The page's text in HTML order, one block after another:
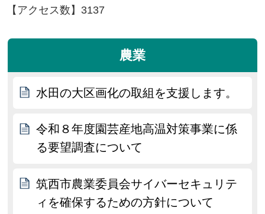
【アクセス数】 3137
農業
水田の大区画化の取組を支援します。
令和８年度園芸産地高温対策事業に係
る要望調査について
筑西市農業委員会サイバーセキュリテ
ィを確保するための方針について